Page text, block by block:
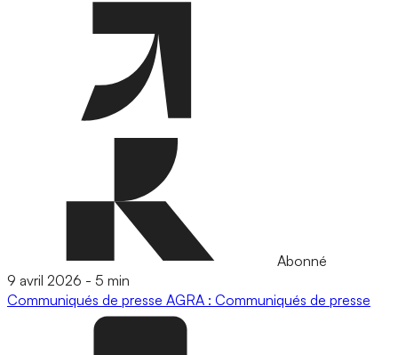
Abonné
9 avril 2026 - 5 min
Communiqués de presse AGRA : Communiqués de presse